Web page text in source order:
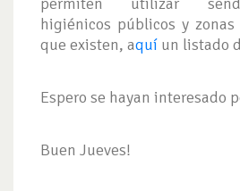
higiénicos públicos y
que existen, aquí un listado
Espero se hayan interesado
Buen Jueves!